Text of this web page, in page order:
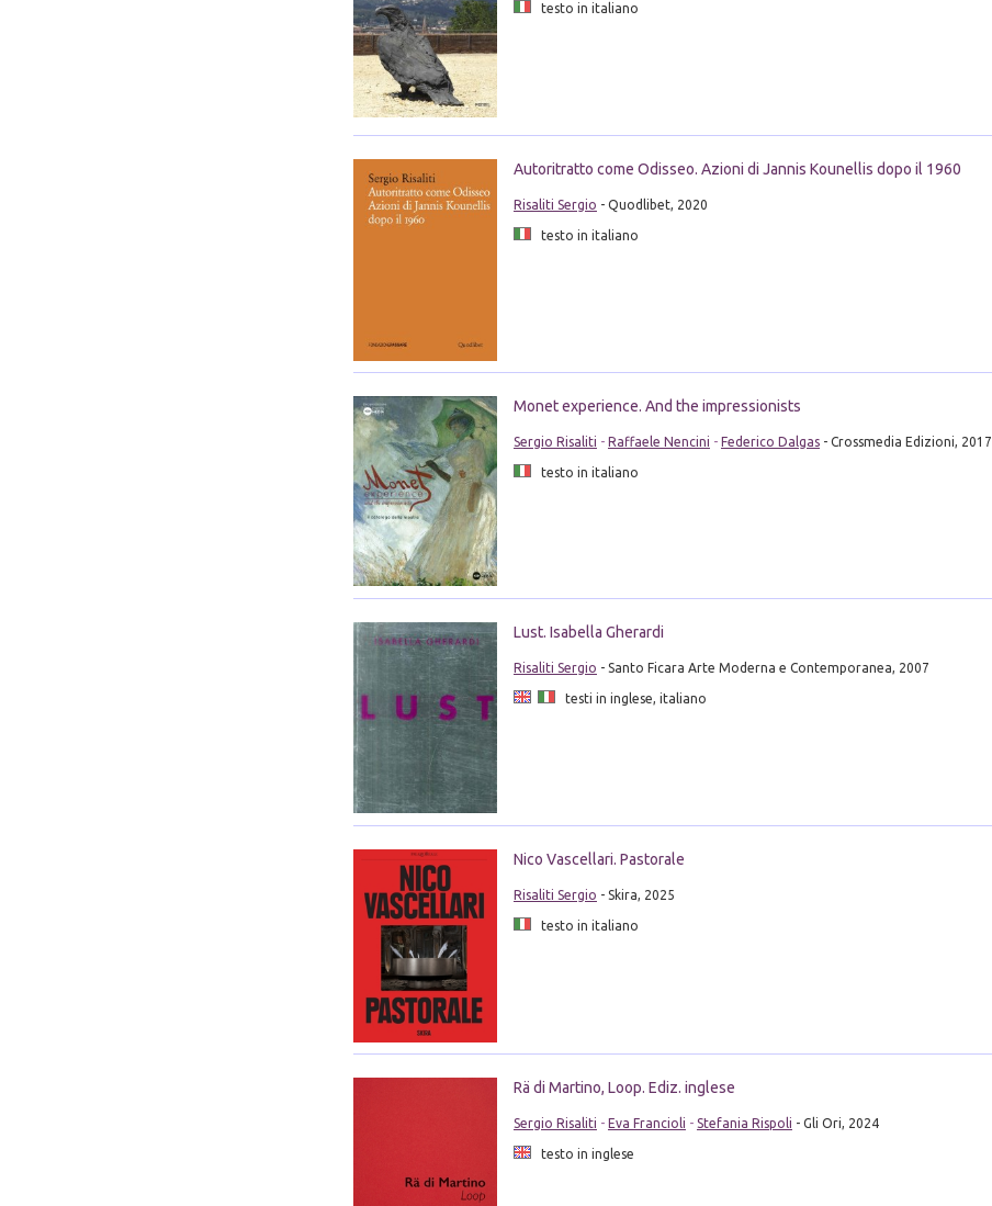
testo in italiano
Autoritratto come Odisseo. Azioni di Jannis Kounellis dopo il 1960
Risaliti Sergio - Quodlibet, 2020
testo in italiano
Monet experience. And the impressionists
Sergio Risaliti - Raffaele Nencini - Federico Dalgas- Crossmedia Edizioni, 2017
testo in italiano
Lust. Isabella Gherardi
Risaliti Sergio - Santo Ficara Arte Moderna e Contemporanea, 2007
testi in inglese, italiano
Nico Vascellari. Pastorale
Risaliti Sergio - Skira, 2025
testo in italiano
Rä di Martino, Loop. Ediz. inglese
Sergio Risaliti - Eva Francioli - Stefania Rispoli - Gli Ori, 2024
testo in inglese